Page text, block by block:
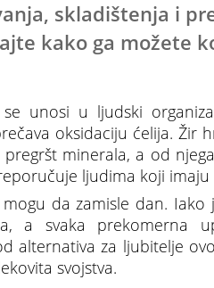
skladištenja i
kako ga možete
unosi u ljudski
oksidaciju ćelija. Žir
minerala, a od
ljudima koji
da zamisle dan.
a svaka prekomerna
alternativa za ljubitelje
svojstva.